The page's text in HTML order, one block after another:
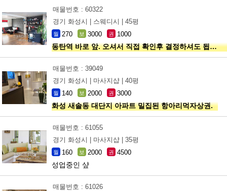
매물번호 : 60322
경기 화성시 |
스웨디시 | 45평
월 270 보 3000 권 1000
동탄역 바로 앞. 오셔서 직접 확인후 결정하셔도 됩니다!
매물번호 : 39049
경기 화성시 |
마사지샵 | 40평
월 140 보 2000 권 3000
화성 새솔동 대단지 아파트 밀집된 항아리먹자상권.
매물번호 : 61055
경기 화성시 |
마사지샵 | 35평
월 160 보 2000 권 4500
성업중인 샾
매물번호 : 61026